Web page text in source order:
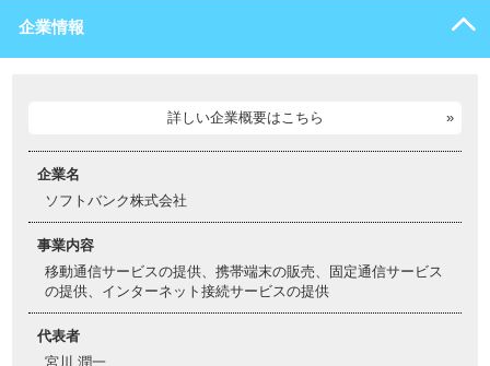
企業情報
詳しい企業概要はこちら
企業名
ソフトバンク株式会社
事業内容
移動通信サービスの提供、携帯端末の販売、固定通信サービス
の提供、インターネット接続サービスの提供
代表者
宮川 潤一